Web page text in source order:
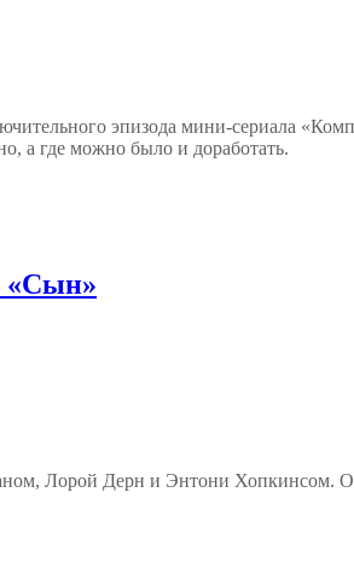
эпизода мини-сериала
а где можно было и доработать.
«Сын»
Лорой Дерн и Энтони Хопкинсом. О